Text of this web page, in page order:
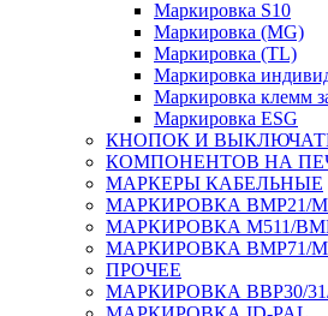
Маркировка S10
Маркировка (MG)
Маркировка (TL)
Маркировка
Маркировка клемм
Маркировка ESG
КНОПОК И
КОМПОНЕНТОВ НА
МАРКЕРЫ КАБЕЛЬНЫЕ
МАРКИРОВКА BMP21/
МАРКИРОВКА M511/
МАРКИРОВКА BMP71/
ПРОЧЕЕ
МАРКИРОВКА BBP30/31/